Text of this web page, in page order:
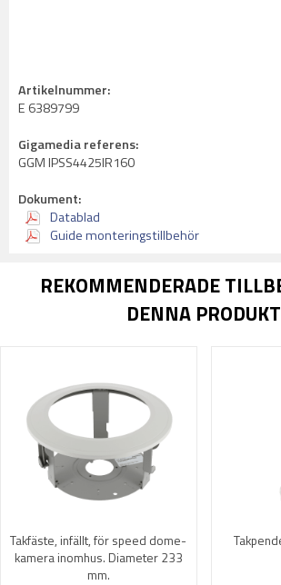
Artikelnummer:
E 6389799
Gigamedia referens:
GGM IPSS4425IR160
Dokument:
Datablad
Guide monteringstillbehör
REKOMMENDERADE
DENNA PRODUKT
Takfäste, infällt, för speed dome-
kamera inomhus. Diameter 233
mm.